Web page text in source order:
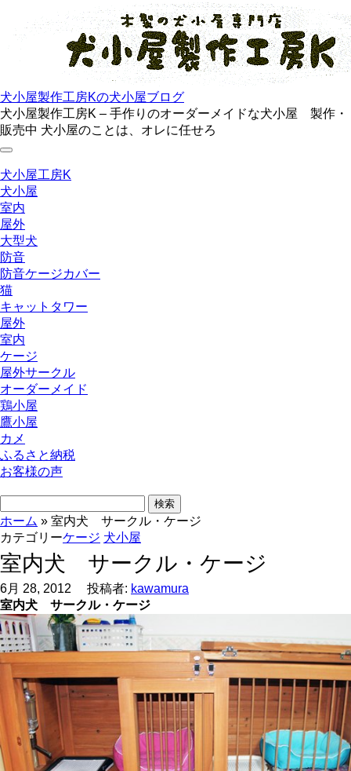
the
犬小屋製作工房Kの犬小屋ブログ
犬小屋製作工房K – 手作りのオーダーメイドな犬小屋 製作・
販売中 犬小屋のことは、オレに任せろ
犬小屋工房K
犬小屋
室内
屋外
大型犬
防音
防音ケージカバー
猫
キャットタワー
屋外
室内
ケージ
屋外サークル
オーダーメイド
鶏小屋
鷹小屋
カメ
ふるさと納税
お客様の声
索:
ホーム » 室内犬 サークル・ケージ
カテゴリーケージ 犬小屋
室内犬 サークル・ケージ
6月 28, 2012 投稿者: kawamura
室内犬 サークル・ケージ